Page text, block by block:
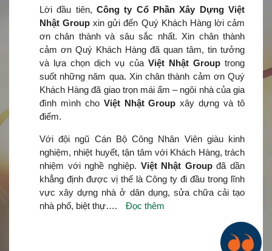
Lời đầu tiên, Công ty Cổ Phần Xây Dựng Việt
Nhật Group xin gửi đến Quý Khách Hàng lời cảm
ơn chân thành và sâu sắc nhất. Xin chân thành
cảm ơn Quý Khách Hàng đã quan tâm, tin tưởng
và lựa chọn dịch vụ của Việt Nhật Grouptrong
suốt những năm qua. Xin chân thành cảm ơn Quý
Khách Hàng đã giao trọn mái ấm – ngôi nhà của gia
đình mình cho Việt Nhật Group xây dựng và tô
điểm.
Với đội ngũ Cán Bộ Công Nhân Viên giàu kinh
nghiệm, nhiệt huyết, tận tâm với Khách Hàng, trách
nhiệm với nghề nghiệp. Việt Nhật Groupđã dần
khẳng định được vị thế là Công ty đi đầu trong lĩnh
vực xây dựng nhà ở dân dụng, sửa chữa cải tạo
nhà phố, biệt thự….
Đọc thêm